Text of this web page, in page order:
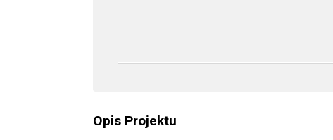
Opis Projektu